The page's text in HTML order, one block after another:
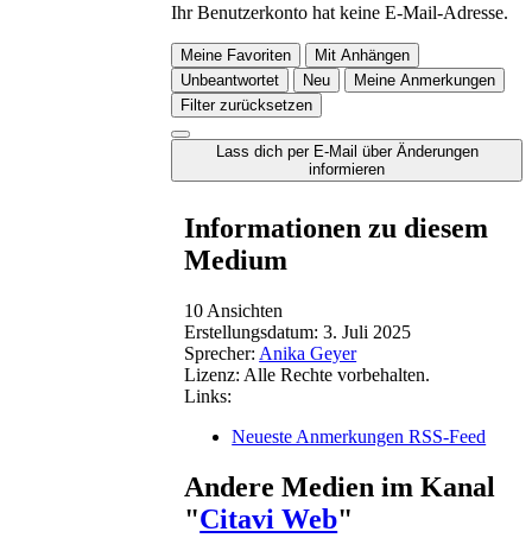
Ihr Benutzerkonto hat keine E-Mail-Adresse.
Meine Favoriten
Mit Anhängen
Unbeantwortet
Neu
Meine Anmerkungen
Filter zurücksetzen
Lass dich per E-Mail über Änderungen
informieren
Informationen zu diesem
Medium
10 Ansichten
Erstellungsdatum: 3. Juli 2025
Sprecher: Anika Geyer
Lizenz: Alle Rechte vorbehalten.
Links:
Neueste Anmerkungen RSS-Feed
Andere Medien im Kanal
"Citavi Web"